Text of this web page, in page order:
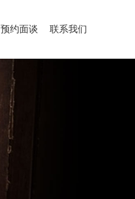
预约面谈 联系我们